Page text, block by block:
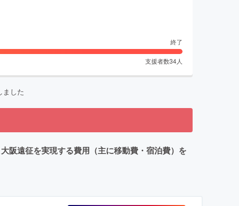
終了
支援者数34人
ました
阪遠征を実現する費用（主に移動費・宿泊費）を